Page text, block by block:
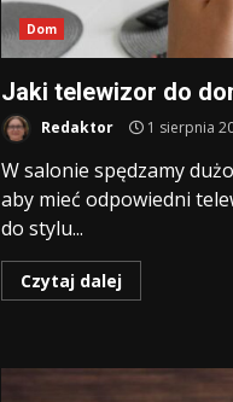
Dom
Jaki telewizor do
Redaktor 1 sierpnia
W salonie spędzamy
aby mieć odpowiedni
do stylu...
Czytaj dalej